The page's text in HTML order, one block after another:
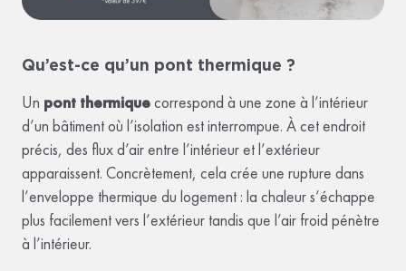
Qu’est-ce qu’un pont thermique ?
Un pont thermiquecorrespond à une zone à l’intérieur
d’un bâtiment où l’isolation est interrompue. À cet endroit
précis, des flux d’air entre l’intérieur et l’extérieur
apparaissent. Concrètement, cela crée une rupture dans
l’enveloppe thermique du logement : la chaleur s’échappe
plus facilement vers l’extérieur tandis que l’air froid pénètre
à l’intérieur.